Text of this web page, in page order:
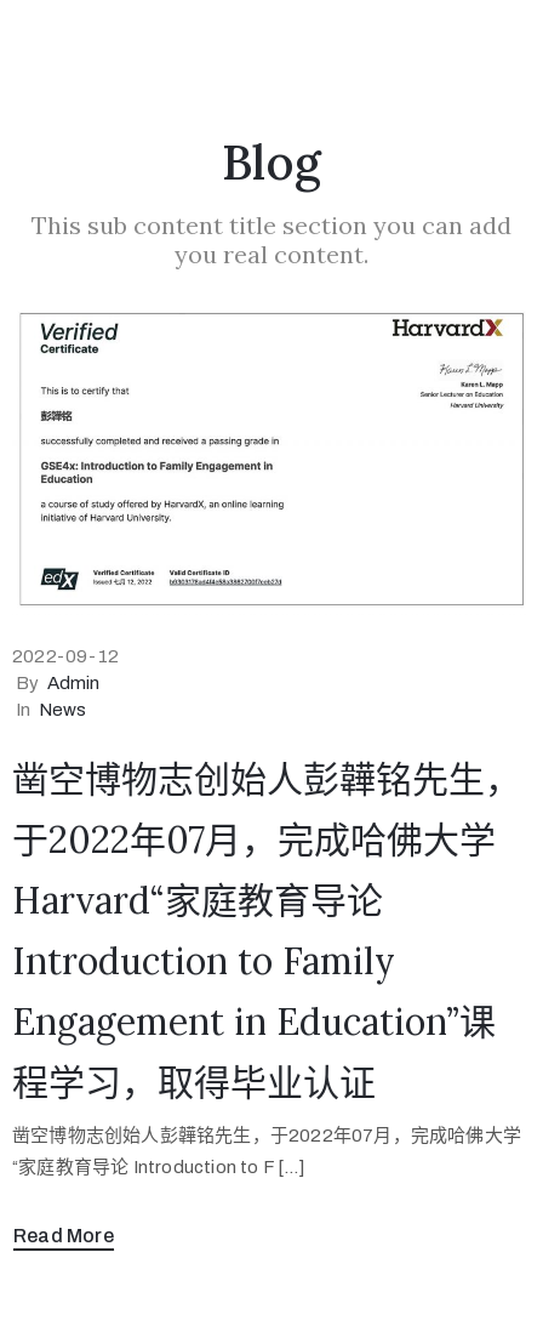
Blog
This sub content title section you can add
you real content.
2022-09-12
By Admin
In News
凿空博物志创始人彭韡铭先生，
于2022年07月，完成哈佛大学
Harvard“家庭教育导论
Introduction to Family
Engagement in Education”课
程学习，取得毕业认证
凿空博物志创始人彭韡铭先生，于2022年07月，完成哈佛大学
“家庭教育导论 Introduction to F […]
Read More